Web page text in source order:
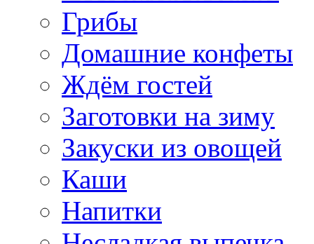
Грибы
Домашние конфеты
Ждём гостей
Заготовки на зиму
Закуски из овощей
Каши
Напитки